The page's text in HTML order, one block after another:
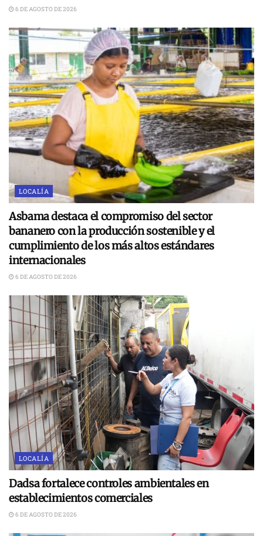
6 DE AGOSTO DE 2026
LOCALÍA
Asbama destaca el compromiso del sector
bananero con la producción sostenible y el
cumplimiento de los más altos estándares
internacionales
6 DE AGOSTO DE 2026
LOCALÍA
Dadsa fortalece controles ambientales en
establecimientos comerciales
6 DE AGOSTO DE 2026